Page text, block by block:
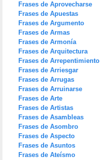
Frases de Aprovecharse
Frases de Apuestas
Frases de Argumento
Frases de Armas
Frases de Armonía
Frases de Arquitectura
Frases de Arrepentimiento
Frases de Arriesgar
Frases de Arrugas
Frases de Arruinarse
Frases de Arte
Frases de Artistas
Frases de Asambleas
Frases de Asombro
Frases de Aspecto
Frases de Asuntos
Frases de Ateísmo